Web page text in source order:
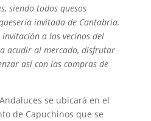
siendo todos quesos
invitada de Cantabria.
a los vecinos del
acudir al mercado, disfrutar
así con las compras de
se ubicará en el
de Capuchinos que se